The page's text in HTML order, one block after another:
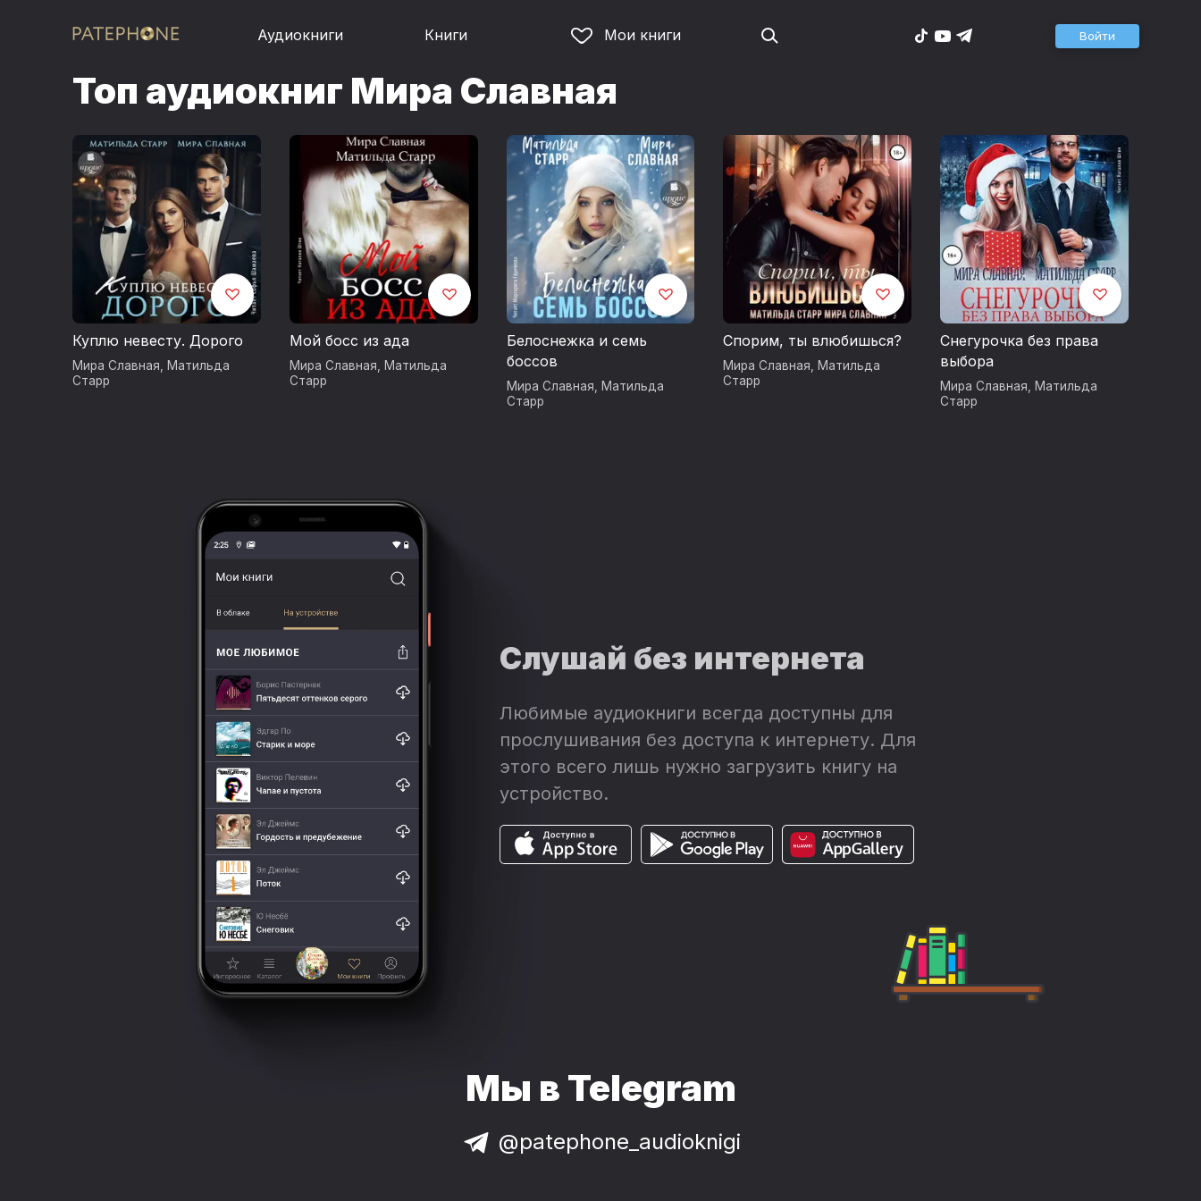
Аудиокниги Книги Мои книги Войти
Топ аудиокниг Мира Славная
Куплю невесту. Дорого
Мира Славная
Матильда
Старр
Мой босс из ада
Мира Славная
Матильда
Старр
Белоснежка и семь
боссов
Мира Славная
Матильда
Старр
Спорим, ты влюбишься?
Мира Славная
Матильда
Старр
Снегурочка без права
выбора
Мира Славная
Матильда
Старр
Слушай без интернета
Любимые аудиокниги всегда доступны для
прослушивания без доступа к интернету. Для
этого всего лишь нужно загрузить книгу на
устройство.
Мы в Telegram
@patephone_audioknigi